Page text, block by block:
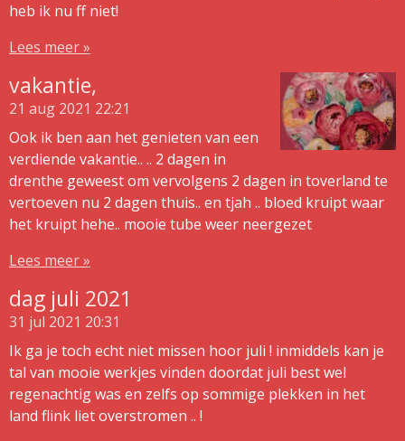
heb ik nu ff niet!
Lees meer »
vakantie,
21 aug 2021 22:21
Ook ik ben aan het genieten van een
verdiende vakantie.. .. 2 dagen in
drenthe geweest om vervolgens 2 dagen in toverland te
vertoeven nu 2 dagen thuis.. en tjah .. bloed kruipt waar
het kruipt hehe.. mooie tube weer neergezet
Lees meer »
dag juli 2021
31 jul 2021 20:31
Ik ga je toch echt niet missen hoor juli ! inmiddels kan je
tal van mooie werkjes vinden doordat juli best wel
regenachtig was en zelfs op sommige plekken in het
land flink liet overstromen .. !